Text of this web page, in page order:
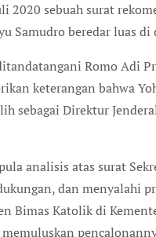
2020 sebuah surat
Samudro beredar luas di
Romo Adi
keterangan bahwa
sebagai Direktur
analisis atas surat
dan menyalahi
Bimas Katolik di